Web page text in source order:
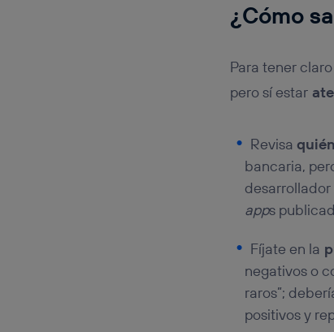
¿Cómo
Para tener claro
pero sí estar
Revisa
bancaria,
apps
Fíjate en la
negativos o
raros”;
positivos y